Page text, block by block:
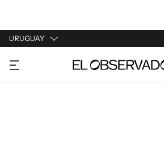
URUGUAY
URUGUAY
ARGENTINA